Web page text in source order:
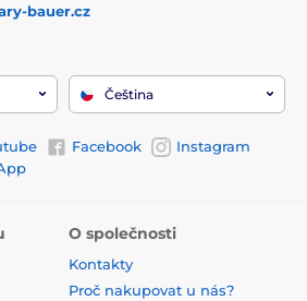
bauer.cz
Čeština
Facebook
Instagram
O společnosti
Kontakty
Proč nakupovat u nás?